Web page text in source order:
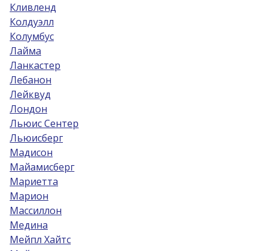
Кливленд
Колдуэлл
Колумбус
Лайма
Ланкастер
Лебанон
Лейквуд
Лондон
Льюис Сентер
Льюисберг
Мадисон
Майамисберг
Мариетта
Марион
Массиллон
Медина
Мейпл Хайтс